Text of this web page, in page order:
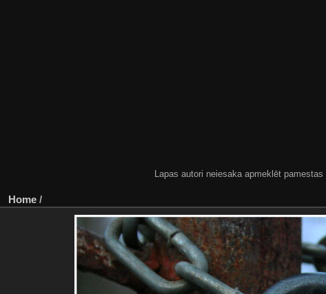
Lapas autori neiesaka apmeklēt
Home /